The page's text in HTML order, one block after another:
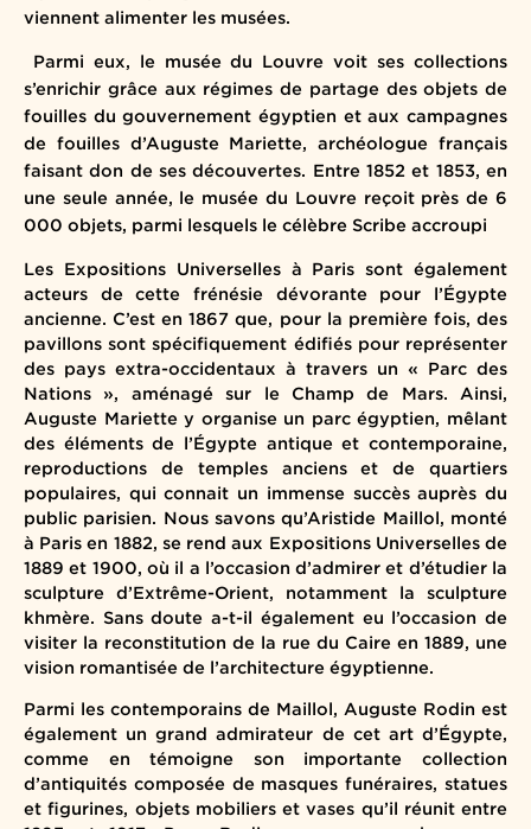
viennent alimenter les musées.
Parmi eux, le musée du Louvre voit ses collections
s’enrichir grâce aux régimes de partage des objets de
fouilles du gouvernement égyptien et aux campagnes
de fouilles d’Auguste Mariette, archéologue français
faisant don de ses découvertes. Entre 1852 et 1853, en
une seule année, le musée du Louvre reçoit près de 6
000 objets, parmi lesquels le célèbre Scribe accroupi
Les Expositions Universelles à Paris sont également
acteurs de cette frénésie dévorante pour l’Égypte
ancienne. C’est en 1867 que, pour la première fois, des
pavillons sont spécifiquement édifiés pour représenter
des pays extra-occidentaux à travers un « Parc des
Nations », aménagé sur le Champ de Mars. Ainsi,
Auguste Mariette y organise un parc égyptien, mêlant
des éléments de l’Égypte antique et contemporaine,
reproductions de temples anciens et de quartiers
populaires, qui connait un immense succès auprès du
public parisien. Nous savons qu’Aristide Maillol, monté
à Paris en 1882, se rend aux Expositions Universelles de
1889 et 1900, où il a l’occasion d’admirer et d’étudier la
sculpture d’Extrême-Orient, notamment la sculpture
khmère. Sans doute a-t-il également eu l’occasion de
visiter la reconstitution de la rue du Caire en 1889, une
vision romantisée de l’architecture égyptienne.
Parmi les contemporains de Maillol, Auguste Rodin est
également un grand admirateur de cet art d’Égypte,
comme en témoigne son importante collection
d’antiquités composée de masques funéraires, statues
et figurines, objets mobiliers et vases qu’il réunit entre